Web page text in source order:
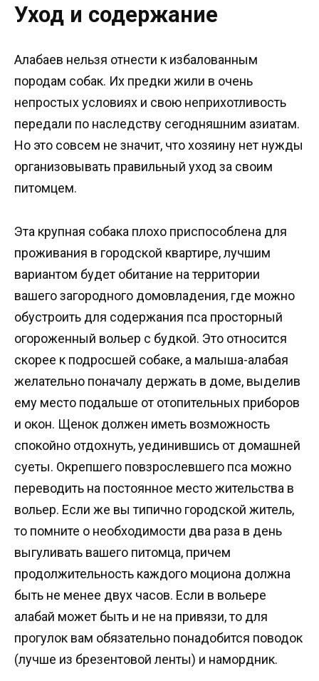
Уход и содержание
Алабаев нельзя отнести к избалованным
породам собак. Их предки жили в очень
непростых условиях и свою неприхотливость
передали по наследству сегодняшним азиатам.
Но это совсем не значит, что хозяину нет нужды
организовывать правильный уход за своим
питомцем.
Эта крупная собака плохо приспособлена для
проживания в городской квартире, лучшим
вариантом будет обитание на территории
вашего загородного домовладения, где можно
обустроить для содержания пса просторный
огороженный вольер с будкой. Это относится
скорее к подросшей собаке, а малыша-алабая
желательно поначалу держать в доме, выделив
ему место подальше от отопительных приборов
и окон. Щенок должен иметь возможность
спокойно отдохнуть, уединившись от домашней
суеты. Окрепшего повзрослевшего пса можно
переводить на постоянное место жительства в
вольер. Если же вы типично городской житель,
то помните о необходимости два раза в день
выгуливать вашего питомца, причем
продолжительность каждого моциона должна
быть не менее двух часов. Если в вольере
алабай может быть и не на привязи, то для
прогулок вам обязательно понадобится поводок
(лучше из брезентовой ленты) и намордник.